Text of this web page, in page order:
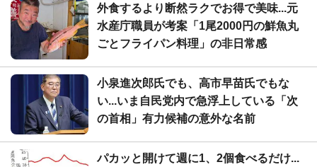
外食するより断然ラクでお得で美味...元
水産庁職員が考案「1尾2000円の鮮魚丸
ごとフライパン料理」の非日常感
小泉進次郎氏でも、高市早苗氏でもな
い...いま自民党内で急浮上している「次
の首相」有力候補の意外な名前
パカッと開けて週に1、2個食べるだけ...